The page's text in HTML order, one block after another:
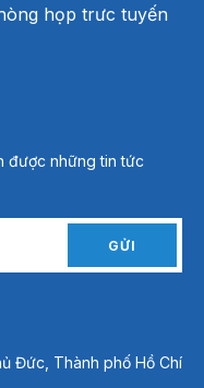
họp trưc tuyến
được những tin tức
GỬI
Đức, Thành phố Hồ Chí